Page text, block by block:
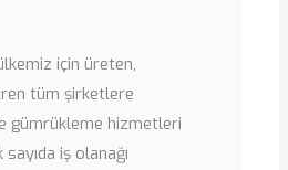
için üreten,
tüm şirketlere
gümrükleme hizmetleri
iş olanağı